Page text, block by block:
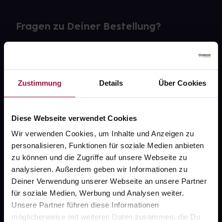
Zustimmung Details Über Cookies
Diese Webseite verwendet Cookies
Wir verwenden Cookies, um Inhalte und Anzeigen zu
personalisieren, Funktionen für soziale Medien anbieten
zu können und die Zugriffe auf unsere Webseite zu
analysieren. Außerdem geben wir Informationen zu
Deiner Verwendung unserer Webseite an unsere Partner
für soziale Medien, Werbung und Analysen weiter.
Unsere Partner führen diese Informationen
möglicherweise mit weiteren Daten zusammen, die Du
Fragen zu Deiner Bestellung?
gesund.de
Über uns
Karriere
Newsletter